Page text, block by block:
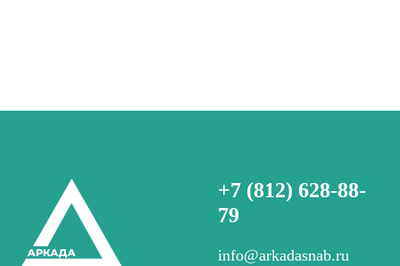
+7 (812) 628-88-
79
info@arkadasnab.ru